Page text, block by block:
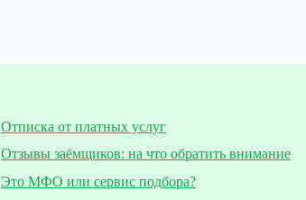
Отписка от платных услуг
Отзывы заёмщиков: на что обратить внимание
Это МФО или сервис подбора?